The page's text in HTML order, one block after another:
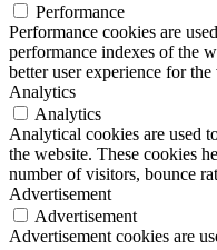
Performance
Performance cookies are
performance indexes of the
better user experience for the
Analytics
Analytics
Analytical cookies are used
the website. These cookies
number of visitors, bounce
Advertisement
Advertisement
Advertisement cookies are